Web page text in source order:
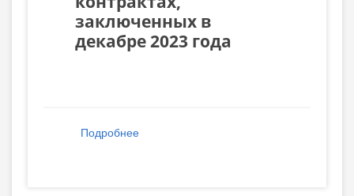
заключенных в
декабре 2023 года
Подробнее